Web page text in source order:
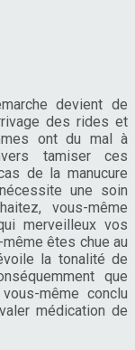
devient de
des rides et
ont du mal à
tamiser ces
de la manucure
une soin
vous-même
merveilleux vos
êtes chue au
la tonalité de
que
même conclu
médication de